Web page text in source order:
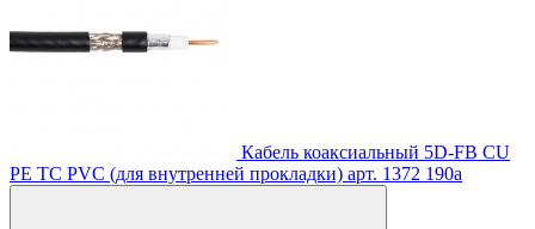
Кабель коаксиальный 5D-FB CU
PE TC PVC (для внутренней прокладки) арт. 1372 190a